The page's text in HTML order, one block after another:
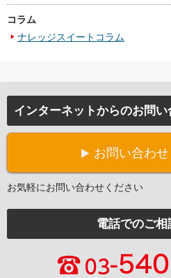
コラム
ナレッジスイートコラム
インターネットからのお問い
お問い合わ
お気軽にお問い合わせください
電話でのご